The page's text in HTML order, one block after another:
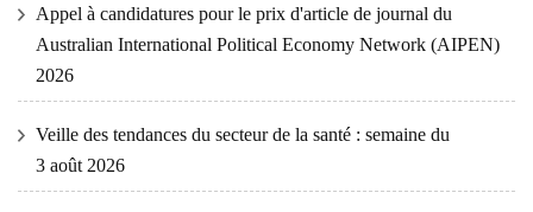
Appel à candidatures pour le prix d'article de journal du
Australian International Political Economy Network (AIPEN)
2026
Veille des tendances du secteur de la santé : semaine du
3 août 2026